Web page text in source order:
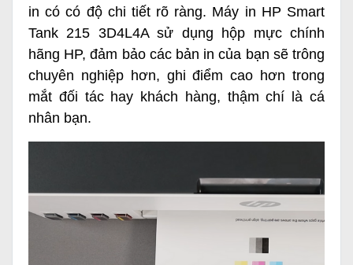
in có có độ chi tiết rõ ràng. Máy in HP Smart
Tank 215 3D4L4A sử dụng hộp mực chính
hãng HP, đảm bảo các bản in của bạn sẽ trông
chuyên nghiệp hơn, ghi điểm cao hơn trong
mắt đối tác hay khách hàng, thậm chí là cá
nhân bạn.